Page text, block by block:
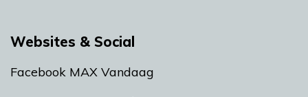
Websites & Social
Facebook MAX Vandaag